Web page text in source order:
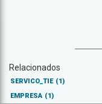
Relacionados
SERVICO_TIE (1)
EMPRESA (1)